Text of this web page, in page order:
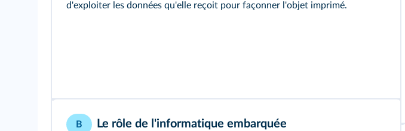
d'exploiter les données qu'elle reçoit pour façonner l'objet imprimé.
B Le rôle de l'informatique embarquée